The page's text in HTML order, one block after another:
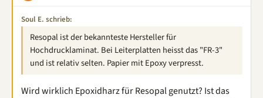
Soul E. schrieb:
Resopal ist der bekannteste Hersteller für
Hochdrucklaminat. Bei Leiterplatten heisst das "FR-3"
und ist relativ selten. Papier mit Epoxy verpresst.
Wird wirklich Epoxidharz für Resopal genutzt? Ist das